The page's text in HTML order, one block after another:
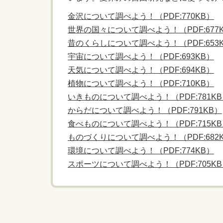
金沢について調べよう！（PDF:770KB）
世界の国々について調べよう！（
昔のくらしについて調べよう！（
宇宙について調べよう！（PDF:693KB）
天気について調べよう！（PDF:694KB）
植物について調べよう！（PDF:710KB）
いきものについて調べよう！（PDF:781KB
からだについて調べよう！（PDF:791KB）
食べものについて調べよう！（PDF:715KB
ものづくりについて調べよう！（
環境について調べよう！（PDF:774KB）
スポーツについて調べよう！（PDF:705KB